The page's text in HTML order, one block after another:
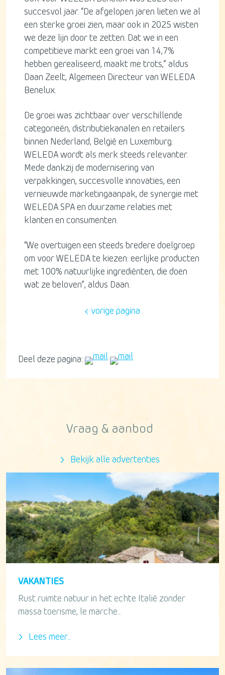
succesvol jaar. “De afgelopen jaren lieten we al
een sterke groei zien, maar ook in 2025 wisten
we deze lijn door te zetten. Dat we in een
competitieve markt een groei van 14,7%
hebben gerealiseerd, maakt me trots,” aldus
Daan Zeelt, Algemeen Directeur van WELEDA
Benelux.
De groei was zichtbaar over verschillende
categorieën, distributiekanalen en retailers
binnen Nederland, België en Luxemburg.
WELEDA wordt als merk steeds relevanter.
Mede dankzij de modernisering van
verpakkingen, succesvolle innovaties, een
vernieuwde marketingaanpak, de synergie met
WELEDA SPA en duurzame relaties met
klanten en consumenten.
“We overtuigen een steeds bredere doelgroep
om voor WELEDA te kiezen: eerlijke producten
met 100% natuurlijke ingrediënten, die doen
wat ze beloven”, aldus Daan.
vorige pagina
Deel deze pagina:
Vraag & aanbod
Bekijk alle advertenties
VAKANTIES
Rust ruimte natuur in het echte Italië zonder
massa toerisme, le marche...
Lees meer...